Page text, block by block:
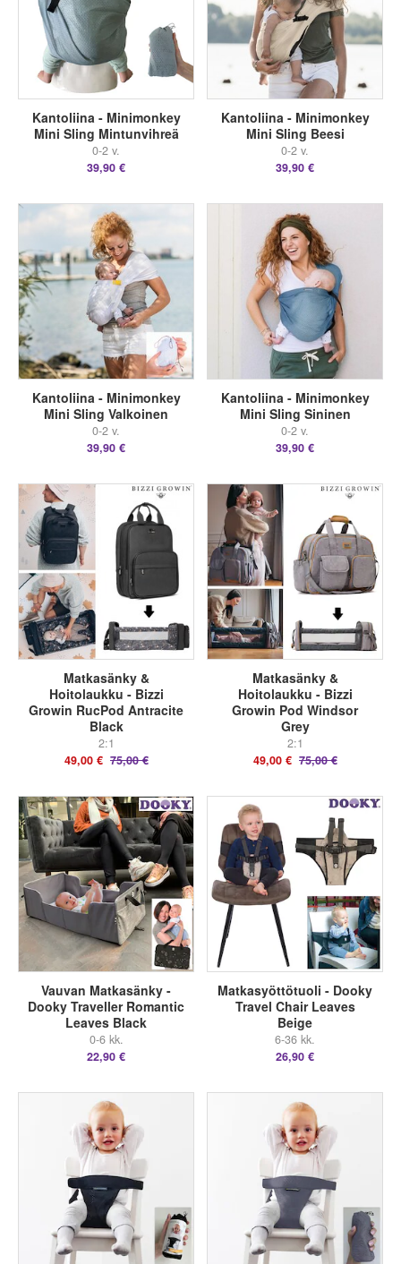
Kantoliina - Minimonkey
Mini Sling Mintunvihreä
0-2 v.
39,90 €
Kantoliina - Minimonkey
Mini Sling Beesi
0-2 v.
39,90 €
Kantoliina - Minimonkey
Mini Sling Valkoinen
0-2 v.
39,90 €
Kantoliina - Minimonkey
Mini Sling Sininen
0-2 v.
39,90 €
Matkasänky &
Hoitolaukku - Bizzi
Growin RucPod Antracite
Black
2:1
49,00 € 75,00 €
Matkasänky &
Hoitolaukku - Bizzi
Growin Pod Windsor
Grey
2:1
49,00 € 75,00 €
Vauvan Matkasänky -
Dooky Traveller Romantic
Leaves Black
0-6 kk.
22,90 €
Matkasyöttötuoli - Dooky
Travel Chair Leaves
Beige
6-36 kk.
26,90 €